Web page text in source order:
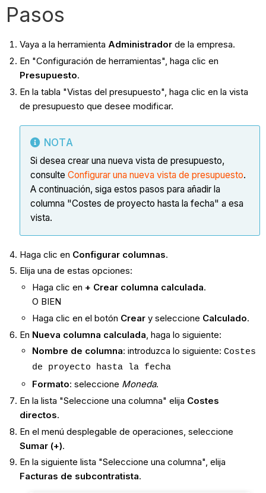
Pasos
Vaya a la herramienta Administradorde la empresa.
En "Configuración de herramientas", haga clic en
Presupuesto.
En la tabla "Vistas del presupuesto", haga clic en la vista
de presupuesto que desee modificar.
NOTA
Si desea crear una nueva vista de presupuesto,
consulte Configurar una nueva vista de presupuesto.
A continuación, siga estos pasos para añadir la
columna "Costes de proyecto hasta la fecha" a esa
vista.
Haga clic en Configurar columnas.
Elija una de estas opciones:
Haga clic en + Crear columna calculada.
O BIEN
Haga clic en el botón Crear y seleccione Calculado.
En Nueva columna calculada , haga lo siguiente:
Nombre de columna: introduzca lo siguiente: Costes
de proyecto hasta la fecha
Formato: seleccione Moneda.
En la lista "Seleccione una columna" elija Costes
directos.
En el menú desplegable de operaciones, seleccione
Sumar (+).
En la siguiente lista "Seleccione una columna", elija
Facturas de subcontratista.